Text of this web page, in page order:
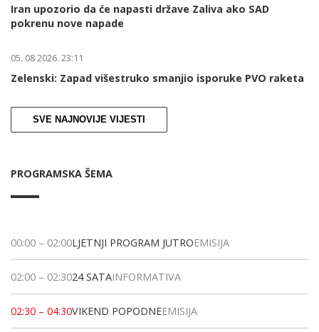
Iran upozorio da će napasti države Zaliva ako SAD
pokrenu nove napade
05. 08 2026. 23:11
Zelenski: Zapad višestruko smanjio isporuke PVO raketa
SVE NAJNOVIJE VIJESTI
PROGRAMSKA ŠEMA
00:00 – 02:00LJETNJI PROGRAM JUTROEMISIJA
02:00 – 02:3024 SATAINFORMATIVA
02:30 – 04:30VIKEND POPODNEEMISIJA